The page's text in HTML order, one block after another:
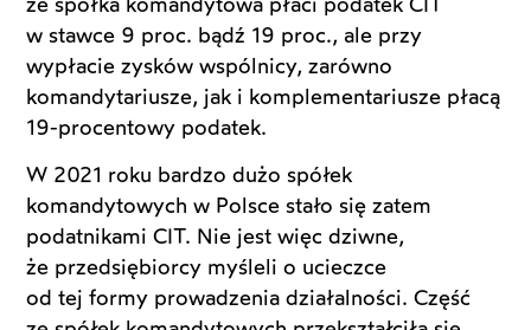
w stawce 9 proc. bądź 19 proc., ale przy
wypłacie zysków wspólnicy, zarówno
komandytariusze, jak i komplementariusze płacą
19-procentowy podatek.
W 2021 roku bardzo dużo spółek
komandytowych w Polsce stało się zatem
podatnikami CIT. Nie jest więc dziwne,
że przedsiębiorcy myśleli o ucieczce
od tej formy prowadzenia działalności. Część